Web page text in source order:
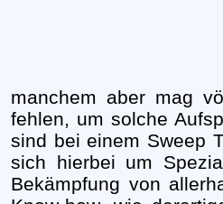
manchem aber mag
fehlen, um solche
sind bei einem Sweep
sich hierbei um
Bekämpfung von